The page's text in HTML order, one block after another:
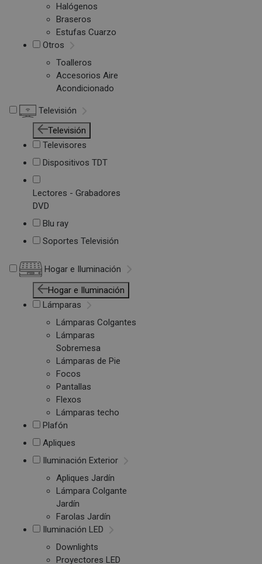
Halógenos
Braseros
Estufas Cuarzo
Otros
Toalleros
Accesorios Aire
Acondicionado
Televisión
Televisión
Televisores
Dispositivos TDT
Lectores - Grabadores
DVD
Blu ray
Soportes Televisión
Hogar e Iluminación
Hogar e Iluminación
Lámparas
Lámparas Colgantes
Lámparas
Sobremesa
Lámparas de Pie
Focos
Pantallas
Flexos
Lámparas techo
Plafón
Apliques
Iluminación Exterior
Apliques Jardín
Lámpara Colgante
Jardín
Farolas Jardín
Iluminación LED
Downlights
Proyectores LED